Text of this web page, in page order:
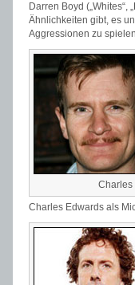
Darren Boyd
Ähnlichkeiten gibt, es
Aggressionen zu
Charles
Charles Edwards als